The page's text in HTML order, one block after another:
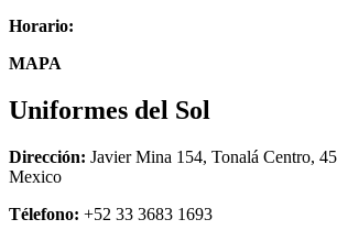
Horario:
MAPA
Uniformes del Sol
Dirección: Javier Mina 154, Tonalá Centro,
Mexico
Télefono: +52 33 3683 1693